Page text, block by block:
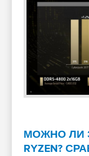
МОЖНО ЛИ
RYZEN?